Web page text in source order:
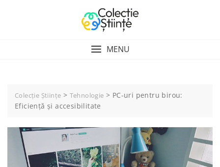
MENU
Colecție Științe > Tehnologie > PC-uri pentru birou:
Eficiență și accesibilitate